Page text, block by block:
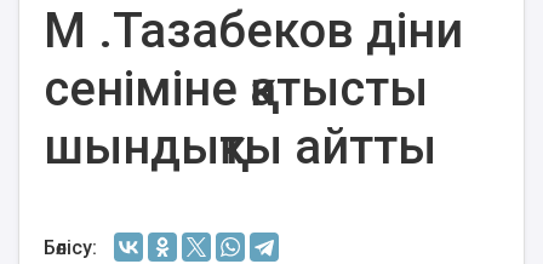
М .Тазабеков діни
сеніміне қатысты
шындықты айтты
Бөлісу: